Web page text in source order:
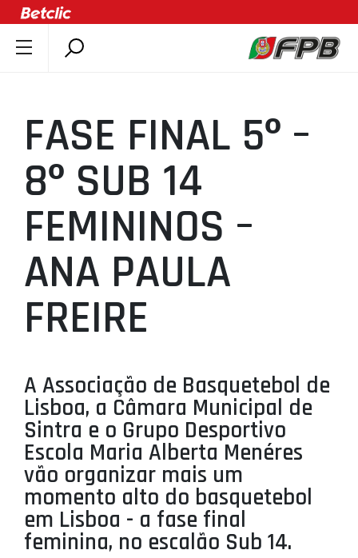
ÚLTIMAS
COMPETIÇÕES
ASSOCIAÇÕES
CLUBES
AGENTES
AGENDA
SELEÇÕES
MINIBASQUETE
PROJETOS
LIGA BETCLIC MASCULINA
LIGA BETCLIC FEMININA
FASE FINAL 5º –
8º SUB 14
FEMININOS –
ANA PAULA
FREIRE
A Associação de Basquetebol de
Lisboa, a Câmara Municipal de
Sintra e o Grupo Desportivo
Escola Maria Alberta Menéres
vão organizar mais um
momento alto do basquetebol
em Lisboa - a fase final
feminina, no escalão Sub 14.